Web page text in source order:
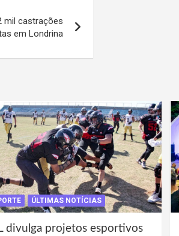
mil castrações
em Londrina
ÚLTIMAS NOTÍCIAS
divulga projetos esportivos